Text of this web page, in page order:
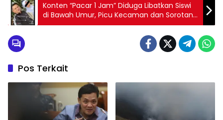
Konten “Pacar 1 Jam” Diduga Libatkan Siswi
di Bawah Umur, Picu Kecaman dan Sorotan
Isu Child Grooming
Pos Terkait